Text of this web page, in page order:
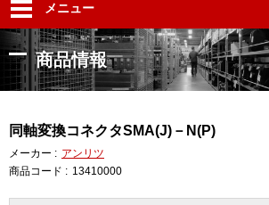
メニュー
商品情報
同軸変換コネクタSMA(J)－N(P)
メーカー : アンリツ
商品コード : 13410000